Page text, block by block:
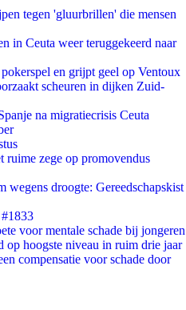
tegen 'gluurbrillen' die mensen
in Ceuta weer teruggekeerd naar
en grijpt geel op Ventoux
scheuren in dijken Zuid-
na migratiecrisis Ceuta
ruime zege op promovendus
wegens droogte: Gereedschapskist
voor mentale schade bij jongeren
op hoogste niveau in ruim drie jaar
compensatie voor schade door